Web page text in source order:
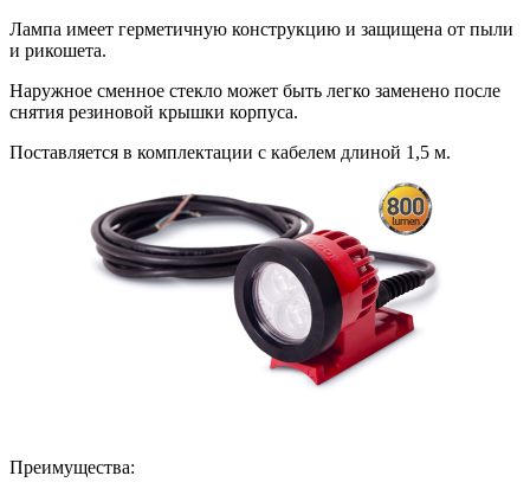
Лампа имеет герметичную конструкцию и защищена от пыли
и рикошета.
Наружное сменное стекло может быть легко заменено после
снятия резиновой крышки корпуса.
Поставляется в комплектации с кабелем длиной 1,5 м.
Преимущества: